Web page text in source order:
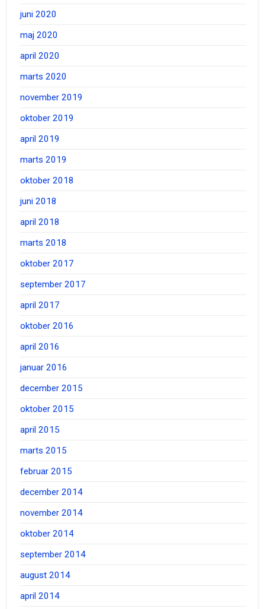
juni 2020
maj 2020
april 2020
marts 2020
november 2019
oktober 2019
april 2019
marts 2019
oktober 2018
juni 2018
april 2018
marts 2018
oktober 2017
september 2017
april 2017
oktober 2016
april 2016
januar 2016
december 2015
oktober 2015
april 2015
marts 2015
februar 2015
december 2014
november 2014
oktober 2014
september 2014
august 2014
april 2014